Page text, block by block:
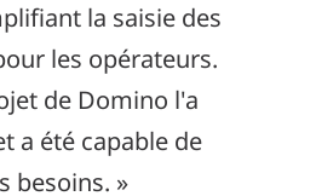
la saisie des
les opérateurs.
de Domino l'a
a été capable de
besoins. »